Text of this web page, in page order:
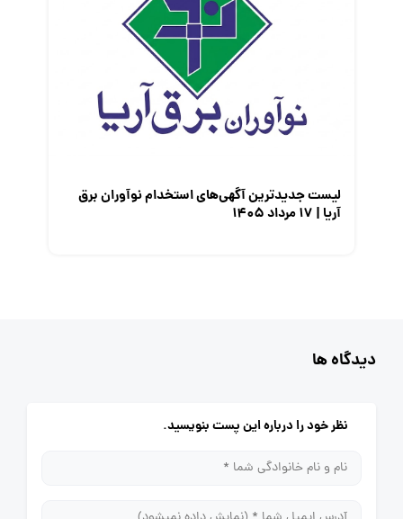
لیست جدیدترین آگهی‌های استخدام نوآوران برق
آریا | ۱۷ مرداد ۱۴۰۵
دیدگاه ها
نظر خود را درباره این پست بنویسید.